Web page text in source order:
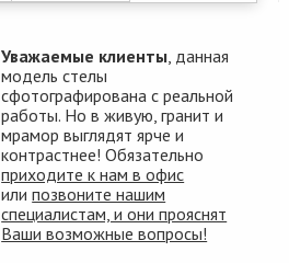
Уважаемые клиенты , данная
модель стелы
сфотографирована с реальной
работы. Но в живую, гранит и
мрамор выглядят ярче и
контрастнее! Обязательно
приходите к нам в офис
илипозвоните нашим
специалистам, и они прояснят
Ваши возможные вопросы!